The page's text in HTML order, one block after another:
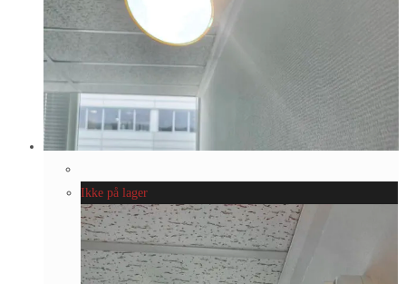
Ikke på lager